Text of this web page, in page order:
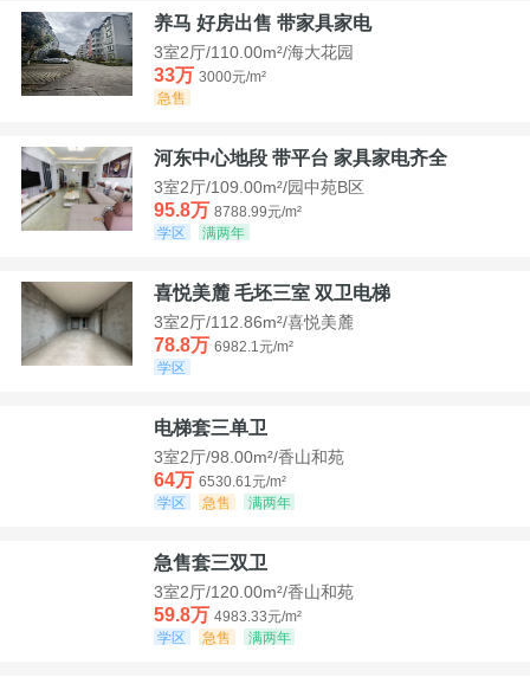
养马 好房出售 带家具家电
3室2厅/110.00m²/海大花园
33万 3000元/m²
急售
河东中心地段 带平台 家具家电齐全
3室2厅/109.00m²/园中苑B区
95.8万 8788.99元/m²
学区
满两年
喜悦美麓 毛坯三室 双卫电梯
3室2厅/112.86m²/喜悦美麓
78.8万 6982.1元/m²
学区
电梯套三单卫
3室2厅/98.00m²/香山和苑
64万 6530.61元/m²
学区
急售 满两年
急售套三双卫
3室2厅/120.00m²/香山和苑
59.8万 4983.33元/m²
学区
急售 满两年